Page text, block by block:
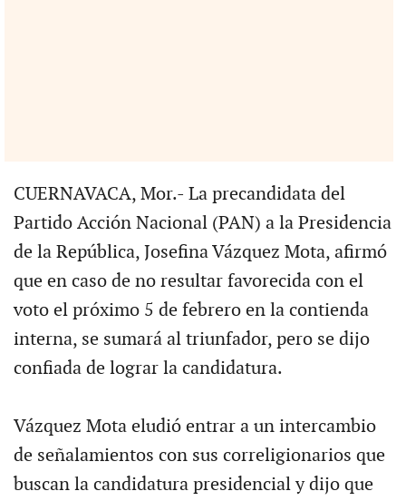
CUERNAVACA, Mor.- La precandidata del
Partido Acción Nacional (PAN) a la Presidencia
de la República, Josefina Vázquez Mota, afirmó
que en caso de no resultar favorecida con el
voto el próximo 5 de febrero en la contienda
interna, se sumará al triunfador, pero se dijo
confiada de lograr la candidatura.
Vázquez Mota eludió entrar a un intercambio
de señalamientos con sus correligionarios que
buscan la candidatura presidencial y dijo que